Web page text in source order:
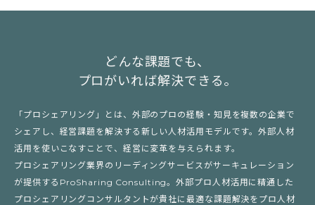
どんな課題でも、
プロがいれば解決できる。
「プロシェアリング」とは、外部のプロの経験・知見を複数の企業で
シェアし、経営課題を解決する新しい人材活用モデルです。外部人材
活用を使いこなすことで、経営に変革を与えられます。
プロシェアリング業界のリーディングサービスがサーキュレーション
が提供するProSharing Consulting。外部プロ人材活用に精通した
プロシェアリングコンサルタントが貴社に最適な課題解決をプロ人材